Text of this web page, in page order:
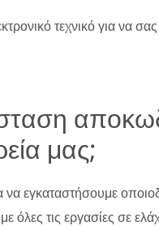
τεχνικό για να
μας;
να εγκαταστήσουμε
τις εργασίες σε